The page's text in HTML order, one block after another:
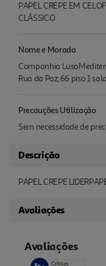
PAPEL CREPE EM
CLÁSSICO
Nome e Morada
Companhia
Rua da Paz, 66 piso 1
Precauções Utilização
Sem necessidade de
Descrição
PAPEL CREPE
Avaliações